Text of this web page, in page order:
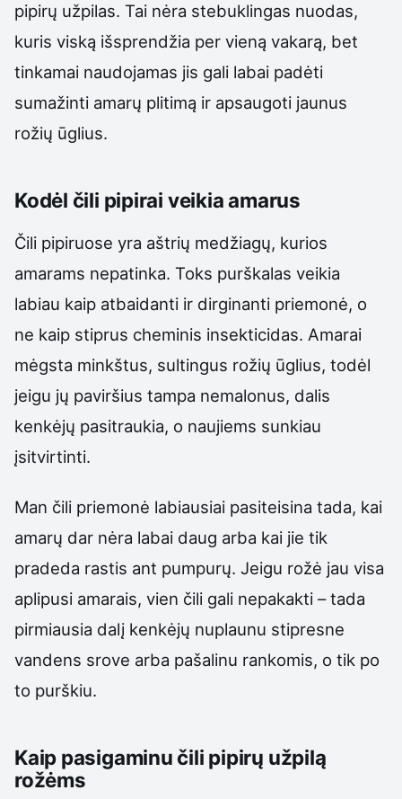
pipirų užpilas. Tai nėra stebuklingas nuodas,
kuris viską išsprendžia per vieną vakarą, bet
tinkamai naudojamas jis gali labai padėti
sumažinti amarų plitimą ir apsaugoti jaunus
rožių ūglius.
Kodėl čili pipirai veikia amarus
Čili pipiruose yra aštrių medžiagų, kurios
amarams nepatinka. Toks purškalas veikia
labiau kaip atbaidanti ir dirginanti priemonė, o
ne kaip stiprus cheminis insekticidas. Amarai
mėgsta minkštus, sultingus rožių ūglius, todėl
jeigu jų paviršius tampa nemalonus, dalis
kenkėjų pasitraukia, o naujiems sunkiau
įsitvirtinti.
Man čili priemonė labiausiai pasiteisina tada, kai
amarų dar nėra labai daug arba kai jie tik
pradeda rastis ant pumpurų. Jeigu rožė jau visa
aplipusi amarais, vien čili gali nepakakti – tada
pirmiausia dalį kenkėjų nuplaunu stipresne
vandens srove arba pašalinu rankomis, o tik po
to purškiu.
Kaip pasigaminu čili pipirų užpilą
rožėms